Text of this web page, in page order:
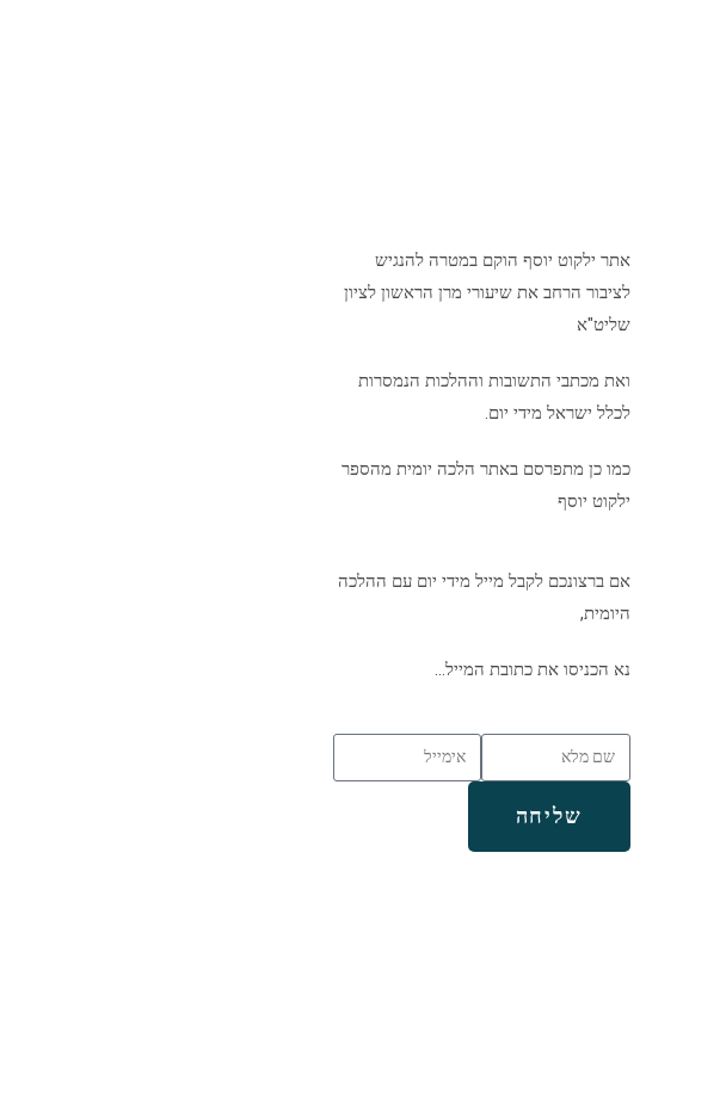
אתר ילקוט יוסף הוקם במטרה להנגיש
לציבור הרחב את שיעורי מרן הראשון לציון
שליט"א
ואת מכתבי התשובות וההלכות הנמסרות
לכלל ישראל מידי יום.
כמו כן מתפרסם באתר הלכה יומית מהספר
ילקוט יוסף
אם ברצונכם לקבל מייל מידי יום עם ההלכה
היומית,
נא הכניסו את כתובת המייל…
שליחה